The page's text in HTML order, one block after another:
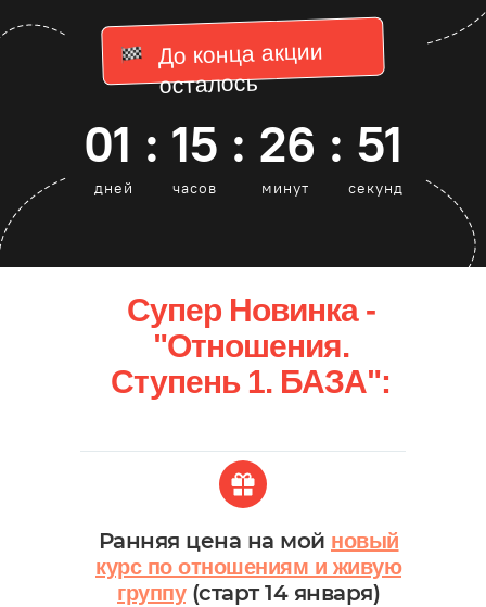
До конца акции
осталось
01 : 15 : 26 : 51
дней часов минут секунд
Супер Новинка -
"Отношения.
Ступень 1. БАЗА":
Ранняя цена на мой новый
курс по отношениям и живую
группу (старт 14 января)